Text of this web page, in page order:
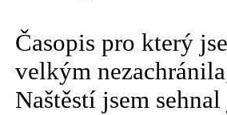
Časopis pro který
velkým
Naštěstí jsem